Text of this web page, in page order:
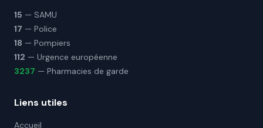
15 — SAMU
17 — Police
18 — Pompiers
112 — Urgence européenne
3237 — Pharmacies de garde
Liens utiles
Accueil